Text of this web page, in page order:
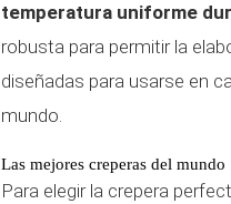
temperatura uniforme
robusta para permitir la
diseñadas para usarse en
mundo.
Las mejores creperas del mundo
Para elegir la crepera